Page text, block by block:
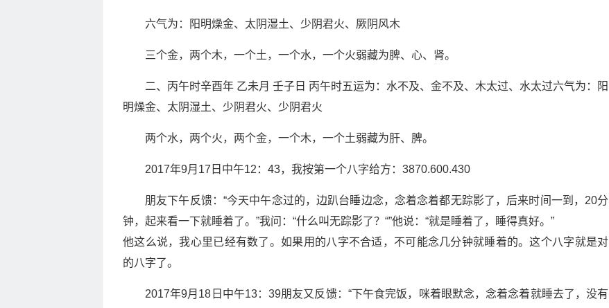
六气为：阳明燥金、太阴湿土、少阴君火、厥阴风木
三个金，两个木，一个土，一个水，一个火弱藏为脾、心、肾。
二、丙午时辛酉年 乙未月 壬子日 丙午时五运为：水不及、金不及、木太过、水太过六气为：阳
明燥金、太阴湿土、少阴君火、少阴君火
两个水，两个火，两个金，一个木，一个土弱藏为肝、脾。
2017年9月17日中午12：43，我按第一个八字给方：3870.600.430
朋友下午反馈：“今天中午念过的，边趴台睡边念，念着念着都无踪影了，后来时间一到，20分
钟，起来看一下就睡着了。”我问：“什么叫无踪影了？“”他说：“就是睡着了，睡得真好。”
他这么说，我心里已经有数了。如果用的八字不合适，不可能念几分钟就睡着的。这个八字就是对
的八字了。
2017年9月18日中午13：39朋友又反馈：“下午食完饭，咪着眼默念，念着念着就睡去了，没有